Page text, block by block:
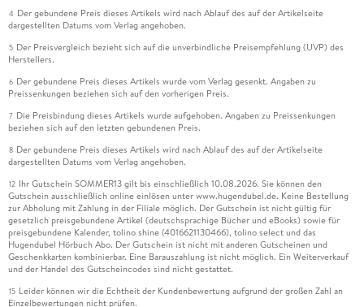
4 Der gebundene Preis dieses Artikels wird nach Ablauf des auf der Artikelseite
dargestellten Datums vom Verlag angehoben.
5 Der Preisvergleich bezieht sich auf die unverbindliche Preisempfehlung (UVP) des
Herstellers.
6 Der gebundene Preis dieses Artikels wurde vom Verlag gesenkt. Angaben zu
Preissenkungen beziehen sich auf den vorherigen Preis.
7 Die Preisbindung dieses Artikels wurde aufgehoben. Angaben zu Preissenkungen
beziehen sich auf den letzten gebundenen Preis.
8 Der gebundene Preis dieses Artikels wird nach Ablauf des auf der Artikelseite
dargestellten Datums vom Verlag angehoben.
12 Ihr Gutschein SOMMER13 gilt bis einschließlich 10.08.2026. Sie können den
Gutschein ausschließlich online einlösen unter www.hugendubel.de. Keine Bestellung
zur Abholung mit Zahlung in der Filiale möglich. Der Gutschein ist nicht gültig für
gesetzlich preisgebundene Artikel (deutschsprachige Bücher und eBooks) sowie für
preisgebundene Kalender, tolino shine (4016621130466), tolino select und das
Hugendubel Hörbuch Abo. Der Gutschein ist nicht mit anderen Gutscheinen und
Geschenkkarten kombinierbar. Eine Barauszahlung ist nicht möglich. Ein Weiterverkauf
und der Handel des Gutscheincodes sind nicht gestattet.
15 Leider können wir die Echtheit der Kundenbewertung aufgrund der großen Zahl an
Einzelbewertungen nicht prüfen.